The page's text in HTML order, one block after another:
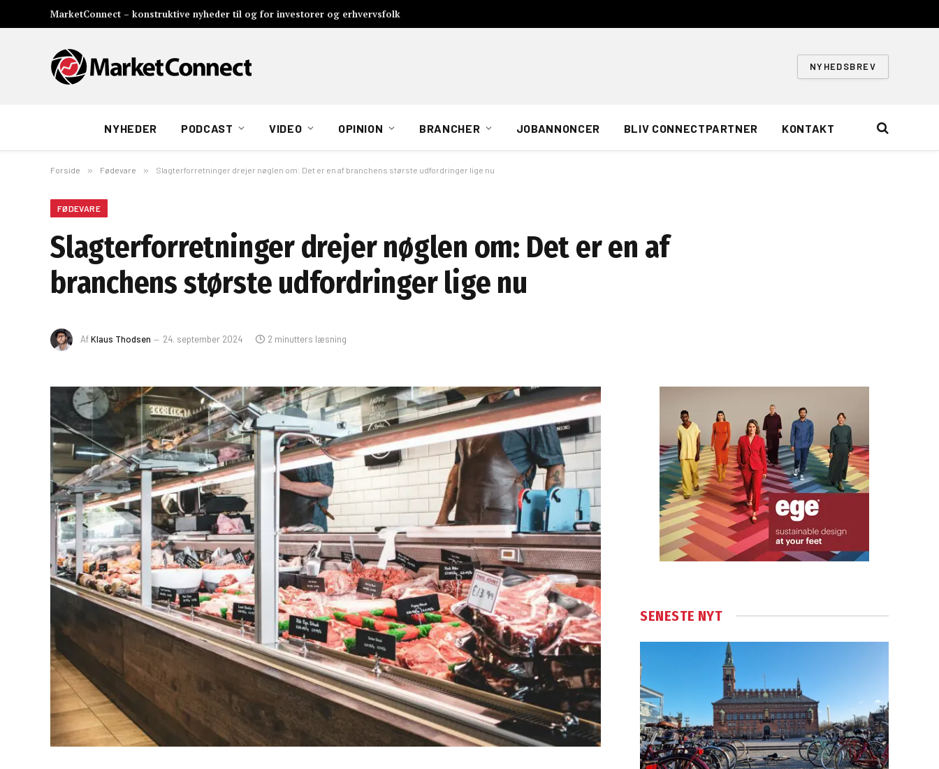
MarketConnect – konstruktive nyheder til og for investorer og erhvervsfolk
NYHEDSBREV
NYHEDER PODCAST VIDEO OPINION BRANCHER JOBANNONCER BLIV CONNECTPARTNER KONTAKT
Forside » Fødevare » Slagterforretninger drejer nøglen om: Det er en af branchens største udfordringer lige nu
FØDEVARE
Slagterforretninger drejer nøglen om: Det er en af
branchens største udfordringer lige nu
AfKlaus Thodsen 24. september 2024 2 minutters læsning
SENESTE NYT